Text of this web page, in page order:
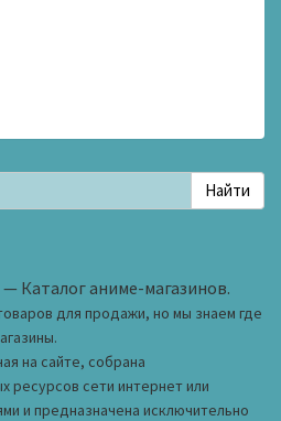
Каталог аниме-магазинов.
для продажи, но мы знаем где
на сайте, собрана
ресурсов сети интернет или
и предназначена исключительно